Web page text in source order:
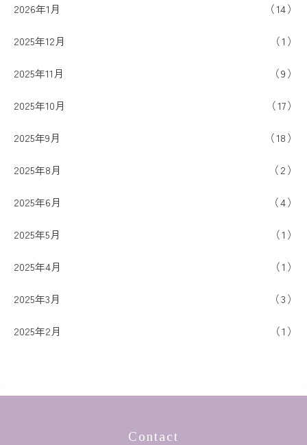
2026年1月 14
2025年12月 1
2025年11月 9
2025年10月 17
2025年9月 18
2025年8月 2
2025年6月 4
2025年5月 1
2025年4月 1
2025年3月 3
2025年2月 1
Contact